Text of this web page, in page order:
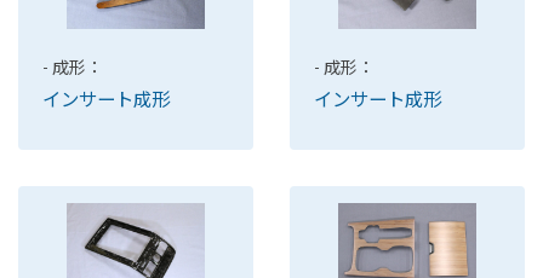
- 成形：
インサート成形
- 成形：
インサート成形